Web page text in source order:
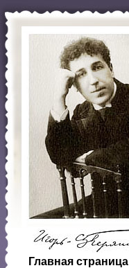
Главная страница